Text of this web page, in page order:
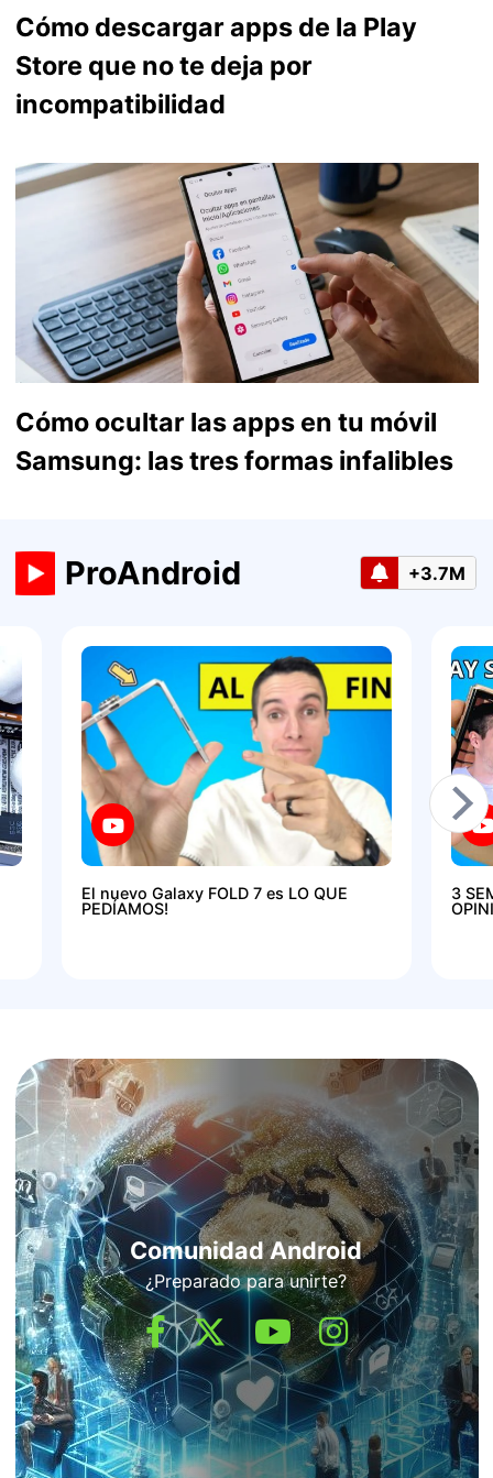
Cómo descargar apps de la Play
Store que no te deja por
incompatibilidad
Cómo ocultar las apps en tu móvil
Samsung: las tres formas infalibles
ProAndroid +3.7M
El nuevo Galaxy FOLD 7 es LO QUE
PEDÍAMOS!
3
Comunidad Android
¿Preparado para unirte?